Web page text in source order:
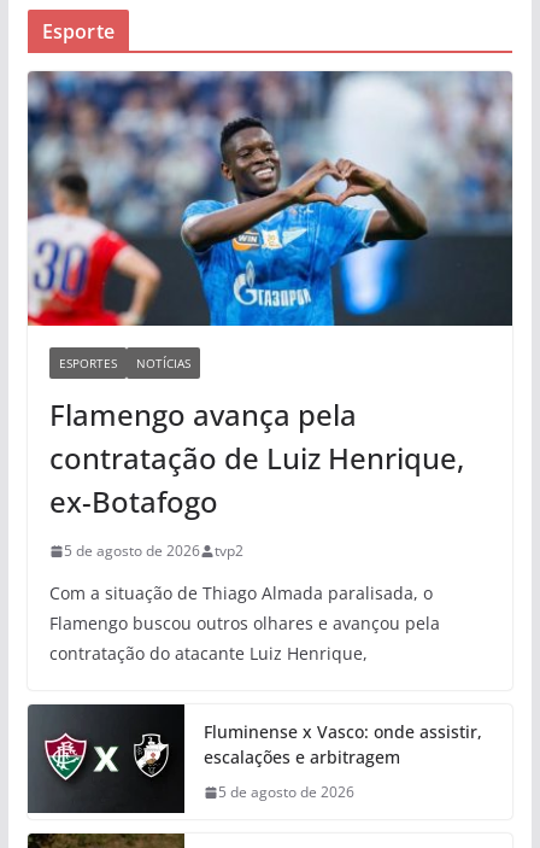
Esporte
ESPORTES NOTÍCIAS
Flamengo avança pela
contratação de Luiz Henrique,
ex-Botafogo
5 de agosto de 2026 tvp2
Com a situação de Thiago Almada paralisada, o
Flamengo buscou outros olhares e avançou pela
contratação do atacante Luiz Henrique,
Fluminense x Vasco: onde assistir,
escalações e arbitragem
5 de agosto de 2026